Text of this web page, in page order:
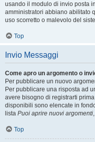
usando il modulo di invio posta
amministratori abbiano abilitato
uso scorretto o malevolo del
Top
Invio Messaggi
Come apro un argomento o
Per pubblicare un nuovo
Per pubblicare una risposta ad
avere bisogno di registrarti
disponibili sono elencate in
lista Puoi aprire nuovi argomenti,
Top